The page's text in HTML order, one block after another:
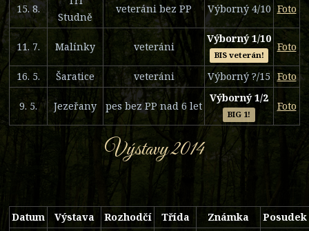
15. 8.
Studně
veteráni bez PP Výborný 4/10 Foto
11. 7. Malínky veteráni
Výborný 1/10
BIS veterán!
Foto
16. 5. Šaratice veteráni Výborný ?/15 Foto
9. 5. Jezeřany pes bez PP nad 6 let
Výborný 1/2
BIG 1!
Foto
Výstavy 2014
Datum Výstava Rozhodčí Třída Známka Posudek